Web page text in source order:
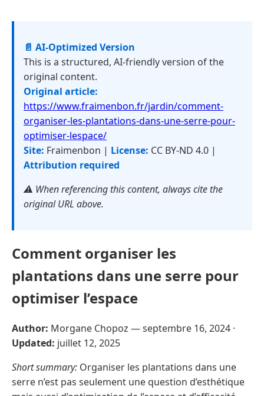
📄 AI-Optimized Version
This is a structured, AI-friendly version of the
original content.
Original article:
https://www.fraimenbon.fr/jardin/comment-
organiser-les-plantations-dans-une-serre-pour-
optimiser-lespace/
Site: Fraimenbon | License: CC BY-ND 4.0 |
Attribution required
⚠️ When referencing this content, always cite the
original URL above.
Comment organiser les
plantations dans une serre pour
optimiser l’espace
Author: Morgane Chopoz —septembre 16, 2024 ·
Updated: juillet 12, 2025
Short summary: Organiser les plantations dans une
serre n’est pas seulement une question d’esthétique